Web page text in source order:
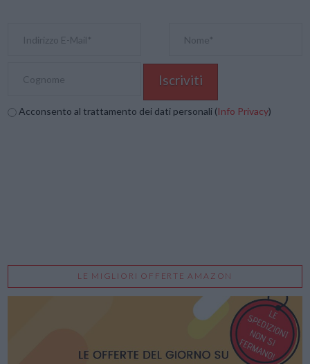
Acconsento al trattamento dei dati personali (Info Privacy)
LE MIGLIORI OFFERTE AMAZON